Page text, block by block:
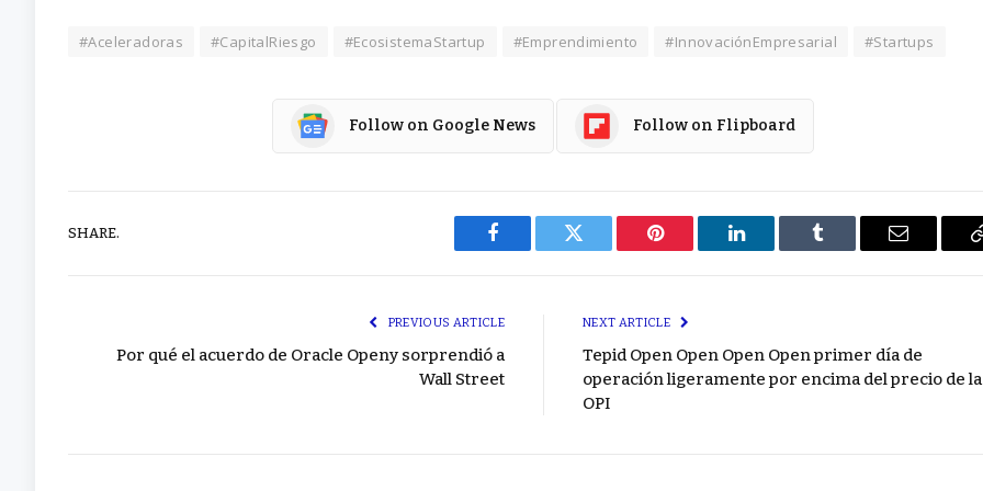
#Aceleradoras #CapitalRiesgo #EcosistemaStartup #Emprendimiento #InnovaciónEmpresarial #Startups
Follow on Google News Follow on Flipboard
SHARE.
Facebook Twitter Pinterest LinkedIn Tumblr Email
PREVIOUS ARTICLE
Por qué el acuerdo de Oracle Openy sorprendió a
Wall Street
NEXT ARTICLE
Tepid Open Open Open Open primer día de
operación ligeramente por encima del precio de la
OPI